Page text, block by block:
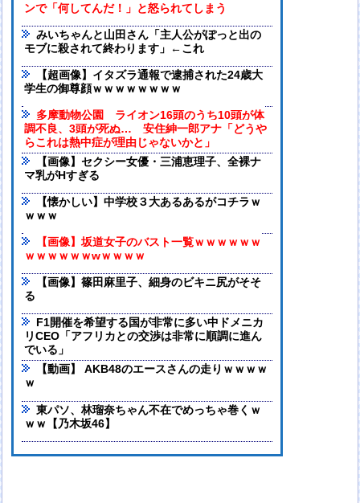
ンで「何してんだ！」と怒られてしまう
みいちゃんと山田さん「主人公がぽっと出の
モブに殺されて終わります」←これ
【超画像】イタズラ通報で逮捕された24歳大
学生の御尊顔ｗｗｗｗｗｗｗｗ
多摩動物公園 ライオン16頭のうち10頭が体
調不良、3頭が死ぬ… 安住紳一郎アナ「どうや
らこれは熱中症が理由じゃないかと」
【画像】セクシー女優・三浦恵理子、全裸ナ
マ乳がHすぎる
【懐かしい】中学校３大あるあるがコチラｗ
ｗｗｗ
【画像】坂道女子のバスト一覧ｗｗｗｗｗｗ
ｗｗｗｗｗｗwｗｗｗｗ
【画像】篠田麻里子、細身のビキニ尻がそそ
る
F1開催を希望する国が非常に多い中ドメニカ
リCEO「アフリカとの交渉は非常に順調に進ん
でいる」
【動画】 AKB48のエースさんの走りｗｗｗｗ
ｗ
東パソ、林瑠奈ちゃん不在でめっちゃ巻くｗ
ｗｗ【乃木坂46】